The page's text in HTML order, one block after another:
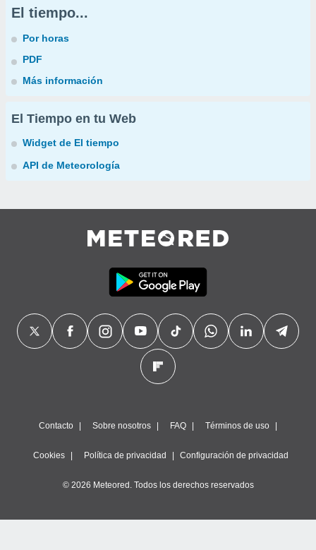
El tiempo...
Por horas
PDF
Más información
El Tiempo en tu Web
Widget de El tiempo
API de Meteorología
Contacto Sobre nosotros FAQ Términos de uso
Cookies Política de privacidad Configuración de privacidad
© 2026 Meteored. Todos los derechos reservados